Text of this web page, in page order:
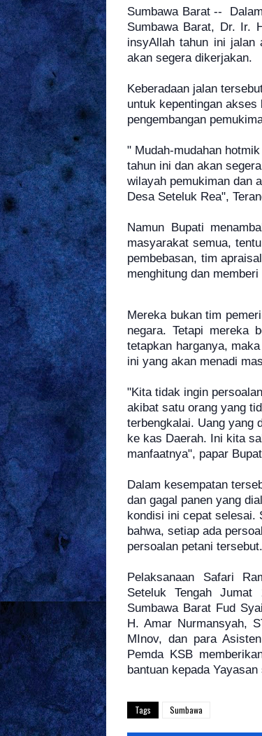
Sumbawa Barat --
Sumbawa Barat, Dr. Ir.
insyAllah tahun ini jalan
akan segera dikerjakan.
Keberadaan jalan
untuk kepentingan
pengembangan
" Mudah-mudahan
tahun ini dan akan
wilayah pemukiman dan
Desa Seteluk Rea",
Namun Bupati
masyarakat semua,
pembebasan, tim
menghitung dan
Mereka bukan tim
negara. Tetapi mereka
tetapkan harganya,
ini yang akan menadi
"Kita tidak ingin
akibat satu orang yang
terbengkalai. Uang yang
ke kas Daerah. Ini kita
manfaatnya", papar
Dalam kesempatan
dan gagal panen yang
kondisi ini cepat selesai.
bahwa, setiap ada
persoalan petani
Pelaksanaan Safari
Seteluk Tengah
Sumbawa Barat Fud
H. Amar Nurmansyah,
MInov, dan para
Pemda KSB
bantuan kepada
Tags Sumbawa